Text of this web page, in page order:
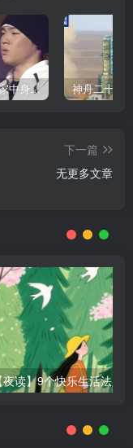
韩国歌手辉星家中身亡，终年43岁，警方调查死因
下一篇
无更多文章